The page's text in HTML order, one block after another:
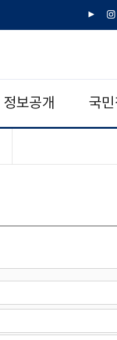
유
인
정보공개 국